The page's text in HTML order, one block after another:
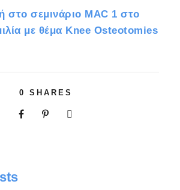
στο σεμινάριο MAC 1 στο
με θέμα Knee Osteotomies
0 SHARES